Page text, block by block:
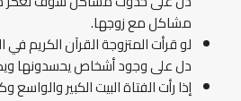
مشاكل مع زوجها.
لو قرأت المتزوجة القرآن الكريم في
دل على وجود أشخاص يحسدونها
إذا رأت الفتاة البيت الكبير